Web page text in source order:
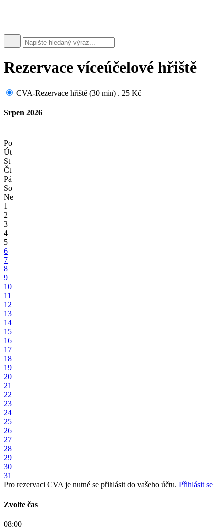
Rezervace víceúčelové hřiště
CVA-Rezervace hřiště (30 min) . 25 Kč
Srpen 2026
Po
Út
St
Čt
Pá
So
Ne
1
2
3
4
5
6
7
8
9
10
11
12
13
14
15
16
17
18
19
20
21
22
23
24
25
26
27
28
29
30
31
Pro rezervaci CVA je nutné se přihlásit do vašeho účtu. Přihlásit se
Zvolte čas
08:00